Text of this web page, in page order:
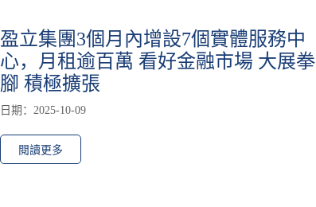
盈立集團3個月內增設7個實體服務中
心，月租逾百萬 看好金融市場 大展拳
腳 積極擴張
日期：2025-10-09
閱讀更多